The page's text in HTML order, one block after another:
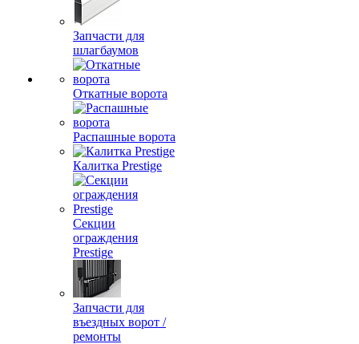
Запчасти для
шлагбаумов
Откатные ворота
Распашные ворота
Калитка Prestige
Секции
ограждения
Prestige
Запчасти для
въездных ворот /
ремонты